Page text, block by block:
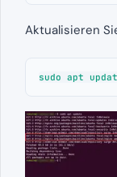
Aktualisieren
sudo apt